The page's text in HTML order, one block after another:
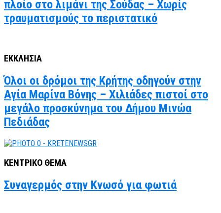
πλοίο στο λιμάνι της Σούδας – Χωρίς
τραυματισμούς το περιστατικό
ΕΚΚΛΗΣΙΑ
Όλοι οι δρόμοι της Κρήτης οδηγούν στην
Αγία Μαρίνα Βόνης – Χιλιάδες πιστοί στο
μεγάλο προσκύνημα του Δήμου Μινώα
Πεδιάδας
ΚΕΝΤΡΙΚΟ ΘΕΜΑ
Συναγερμός στην Κνωσό για φωτιά